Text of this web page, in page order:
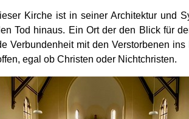
Kirche ist in seiner Architektur und
Tod hinaus. Ein Ort der den Blick für
Verbundenheit mit den Verstorbenen
egal ob Christen oder Nichtchristen.